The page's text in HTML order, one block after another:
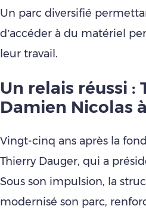
Un parc diversifié
d’accéder à du matériel
leur travail.
Un relais réussi :
Damien Nicolas
Vingt-cinq ans après la
Thierry Dauger, qui a
Sous son impulsion, la
modernisé son parc,